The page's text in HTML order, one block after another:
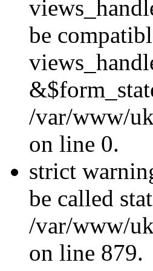
be
/var/www/
on line 0.
strict
be called
/var/www/
on line 879.